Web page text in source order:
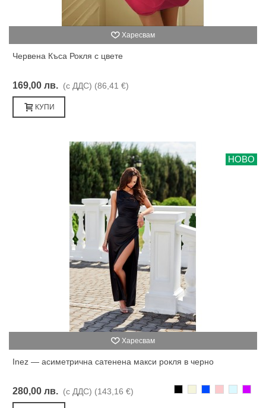
Харесвам
Червена Къса Рокля с цвете
169,00 лв. (с ДДС) (86,41 €)
КУПИ
НОВО
Харесвам
Inez — асиметрична сатенена макси рокля в черно
280,00 лв. (с ДДС) (143,16 €)